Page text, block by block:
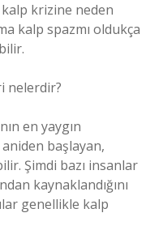
krizine neden
kalp spazmı oldukça
nelerdir?
en yaygın
başlayan,
Şimdi bazı insanlar
kaynaklandığını
genellikle kalp